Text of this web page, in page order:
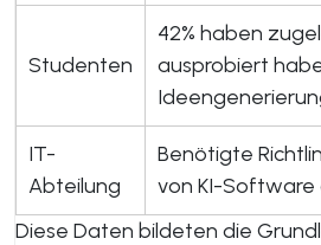
Studenten
42% haben
ausprobiert
IT-
Abteilung
Benötigte
von KI-
Diese Daten bildeten die